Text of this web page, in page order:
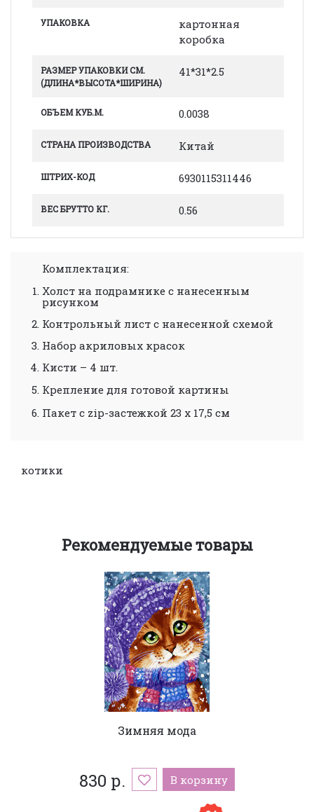
УПАКОВКА
картонная
коробка
РАЗМЕР УПАКОВКИ СМ.
(ДЛИНА*ВЫСОТА*ШИРИНА)
41*31*2.5
ОБЪЕМ КУБ.М. 0.0038
СТРАНА ПРОИЗВОДСТВА Китай
ШТРИХ-КОД 6930115311446
ВЕС БРУТТО КГ. 0.56
Комплектация:
Холст на подрамнике с нанесенным
рисунком
Контрольный лист с нанесенной схемой
Набор акриловых красок
Кисти – 4 шт.
Крепление для готовой картины
Пакет с zip-застежкой 23 х 17,5 см
котики
Рекомендуемые товары
Зимняя мода
830 р. В корзину